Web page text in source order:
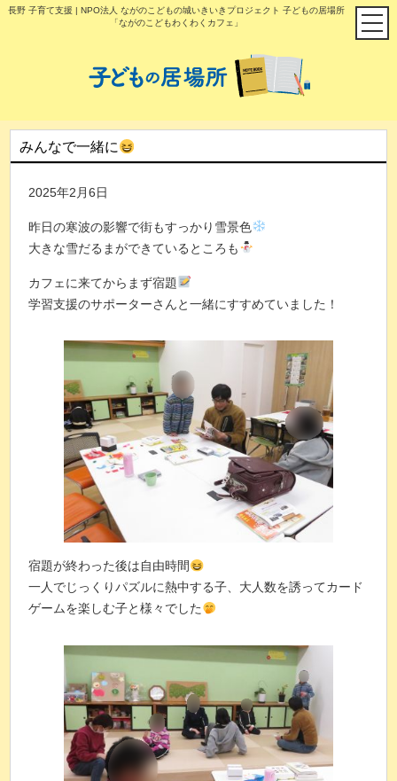
長野 子育て支援 | NPO法人 ながのこどもの城いきいきプロジェクト 子どもの居場所
「ながのこどもわくわくカフェ」
みんなで一緒に
2025年2月6日
昨日の寒波の影響で街もすっかり雪景色
大きな雪だるまができているところも
カフェに来てからまず宿題
学習支援のサポーターさんと一緒にすすめていました！
宿題が終わった後は自由時間
一人でじっくりパズルに熱中する子、大人数を誘ってカード
ゲームを楽しむ子と様々でした